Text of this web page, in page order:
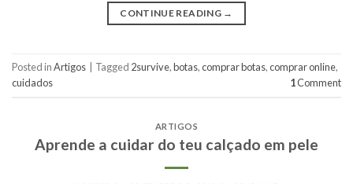
CONTINUE READING →
Posted inArtigos Tagged 2survive,botas,comprar botas,comprar online,
cuidados
1Comment
ARTIGOS
Aprende a cuidar do teu calçado em pele